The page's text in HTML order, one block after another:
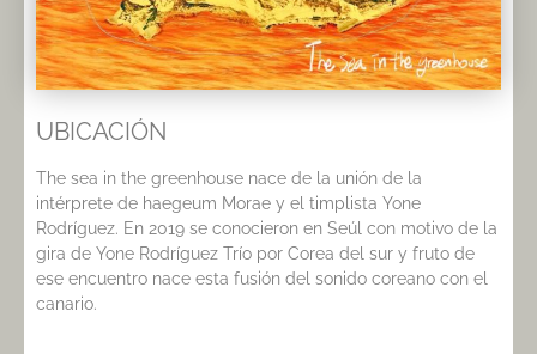
UBICACIÓN
The sea in the greenhouse nace de la unión de la
intérprete de haegeum Morae y el timplista Yone
Rodríguez. En 2019 se conocieron en Seúl con motivo de la
gira de Yone Rodríguez Trío por Corea del sur y fruto de
ese encuentro nace esta fusión del sonido coreano con el
canario.